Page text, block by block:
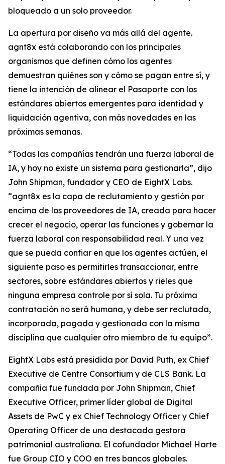
bloqueado a un solo proveedor.
La apertura por diseño va más allá del agente.
agnt8x está colaborando con los principales
organismos que definen cómo los agentes
demuestran quiénes son y cómo se pagan entre sí, y
tiene la intención de alinear el Pasaporte con los
estándares abiertos emergentes para identidad y
liquidación agentiva, con más novedades en las
próximas semanas.
“Todas las compañías tendrán una fuerza laboral de
IA, y hoy no existe un sistema para gestionarla”, dijo
John Shipman, fundador y CEO de EightX Labs.
“agnt8x es la capa de reclutamiento y gestión por
encima de los proveedores de IA, creada para hacer
crecer el negocio, operar las funciones y gobernar la
fuerza laboral con responsabilidad real. Y una vez
que se pueda confiar en que los agentes actúen, el
siguiente paso es permitirles transaccionar, entre
sectores, sobre estándares abiertos y rieles que
ninguna empresa controle por sí sola. Tu próxima
contratación no será humana, y debe ser reclutada,
incorporada, pagada y gestionada con la misma
disciplina que cualquier otro miembro de tu equipo”.
EightX Labs está presidida por David Puth, ex Chief
Executive de Centre Consortium y de CLS Bank. La
compañía fue fundada por John Shipman, Chief
Executive Officer, primer líder global de Digital
Assets de PwC y ex Chief Technology Officer y Chief
Operating Officer de una destacada gestora
patrimonial australiana. El cofundador Michael Harte
fue Group CIO y COO en tres bancos globales.